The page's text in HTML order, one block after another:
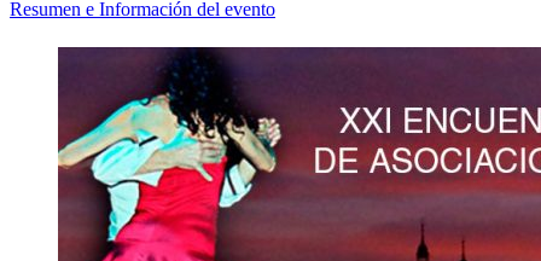
Resumen e Información del evento